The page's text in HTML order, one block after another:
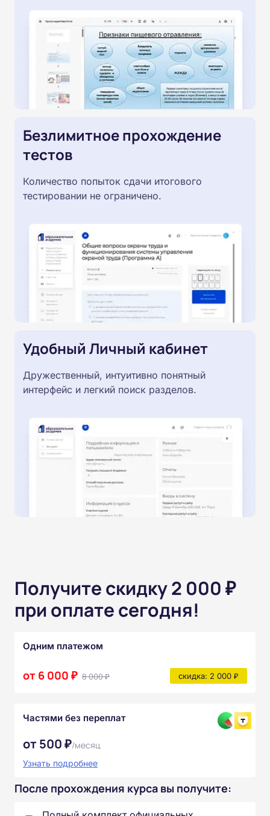
Безлимитное прохождение
тестов
Количество попыток сдачи итогового
тестировании не ограничено.
Удобный Личный кабинет
Дружественный, интуитивно понятный
интерфейс и легкий поиск разделов.
Получите скидку 2 000 ₽
при оплате сегодня!
Одним платежом
от 6 000 ₽ 8 000 ₽ скидка: 2 000 ₽
Частями без переплат
от 500 ₽/месяц
Узнать подробнее
После прохождения курса вы получите: